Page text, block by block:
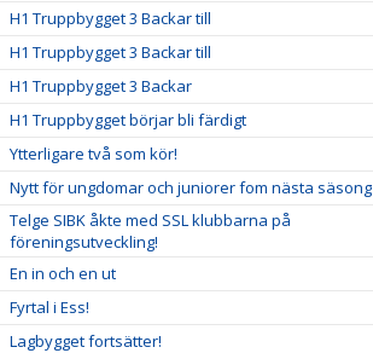
H1 Truppbygget 3 Backar till
H1 Truppbygget 3 Backar till
H1 Truppbygget 3 Backar
H1 Truppbygget börjar bli färdigt
Ytterligare två som kör!
Nytt för ungdomar och juniorer fom nästa säsong
Telge SIBK åkte med SSL klubbarna på
föreningsutveckling!
En in och en ut
Fyrtal i Ess!
Lagbygget fortsätter!